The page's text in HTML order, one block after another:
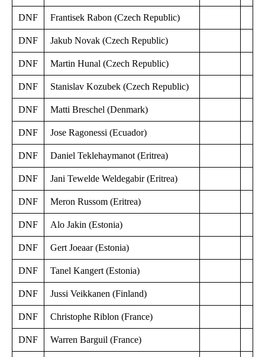
DNF Frantisek Rabon (Czech Republic)
DNF Jakub Novak (Czech Republic)
DNF Martin Hunal (Czech Republic)
DNF Stanislav Kozubek (Czech Republic)
DNF Matti Breschel (Denmark)
DNF Jose Ragonessi (Ecuador)
DNF Daniel Teklehaymanot (Eritrea)
DNF Jani Tewelde Weldegabir (Eritrea)
DNF Meron Russom (Eritrea)
DNF Alo Jakin (Estonia)
DNF Gert Joeaar (Estonia)
DNF Tanel Kangert (Estonia)
DNF Jussi Veikkanen (Finland)
DNF Christophe Riblon (France)
DNF Warren Barguil (France)